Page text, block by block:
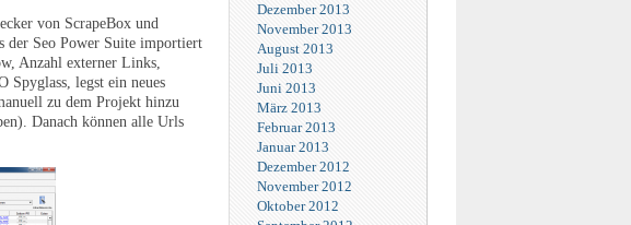
von ScrapeBox und
der Seo Power Suite importiert
Anzahl externer Links,
legst ein neues
zu dem Projekt hinzu
Danach können alle Urls
Dezember 2013
November 2013
August 2013
Juli 2013
Juni 2013
März 2013
Februar 2013
Januar 2013
Dezember 2012
November 2012
Oktober 2012